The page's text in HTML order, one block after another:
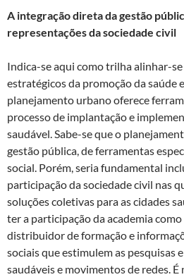
A integração direta da gestão
representações da sociedade civil
Indica-se aqui como trilha alinhar-se
estratégicos da promoção da saúde
planejamento urbano oferece
processo de implantação e
saudável. Sabe-se que o
gestão pública, de ferramentas
social. Porém, seria fundamental
participação da sociedade civil nas
soluções coletivas para as cidades
ter a participação da academia
distribuidor de formação e
sociais que estimulem as pesquisas
saudáveis e movimentos de redes.